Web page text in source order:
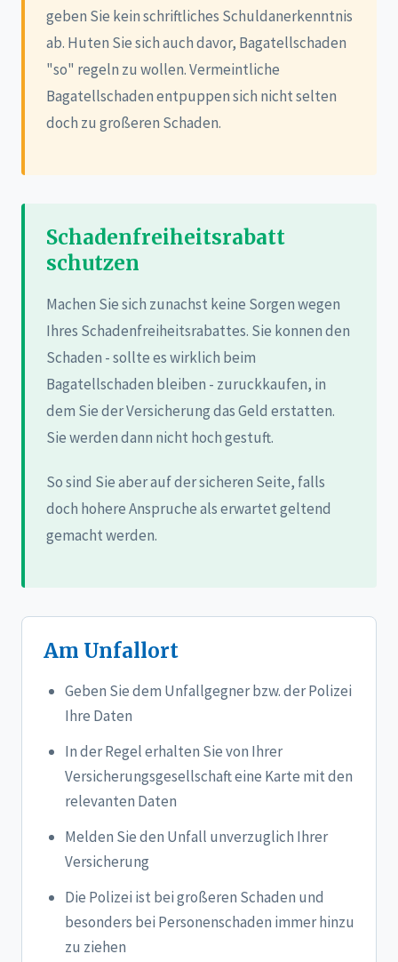
geben Sie kein schriftliches Schuldanerkenntnis
ab. Huten Sie sich auch davor, Bagatellschaden
"so" regeln zu wollen. Vermeintliche
Bagatellschaden entpuppen sich nicht selten
doch zu großeren Schaden.
Schadenfreiheitsrabatt
schutzen
Machen Sie sich zunachst keine Sorgen wegen
Ihres Schadenfreiheitsrabattes. Sie konnen den
Schaden - sollte es wirklich beim
Bagatellschaden bleiben - zuruckkaufen, in
dem Sie der Versicherung das Geld erstatten.
Sie werden dann nicht hoch gestuft.
So sind Sie aber auf der sicheren Seite, falls
doch hohere Anspruche als erwartet geltend
gemacht werden.
Am Unfallort
Geben Sie dem Unfallgegner bzw. der Polizei
Ihre Daten
In der Regel erhalten Sie von Ihrer
Versicherungsgesellschaft eine Karte mit den
relevanten Daten
Melden Sie den Unfall unverzuglich Ihrer
Versicherung
Die Polizei ist bei großeren Schaden und
besonders bei Personenschaden immer hinzu
zu ziehen